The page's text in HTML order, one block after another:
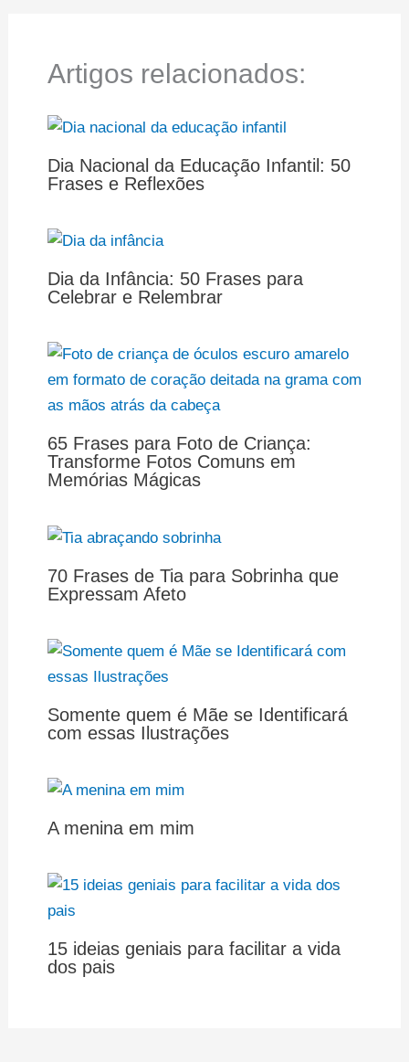
Artigos relacionados:
Dia Nacional da Educação Infantil: 50
Frases e Reflexões
Dia da Infância: 50 Frases para
Celebrar e Relembrar
65 Frases para Foto de Criança:
Transforme Fotos Comuns em
Memórias Mágicas
70 Frases de Tia para Sobrinha que
Expressam Afeto
Somente quem é Mãe se Identificará
com essas Ilustrações
A menina em mim
15 ideias geniais para facilitar a vida
dos pais